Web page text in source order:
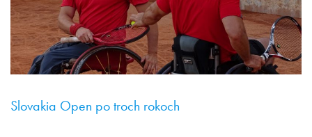
Slovakia Open po troch rokoch